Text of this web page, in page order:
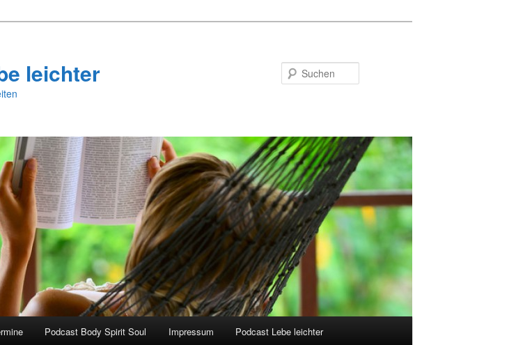
leichter
Podcast Body Spirit Soul Impressum Podcast Lebe leichter